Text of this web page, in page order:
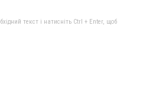
текст і натисніть Ctrl + Enter, щоб